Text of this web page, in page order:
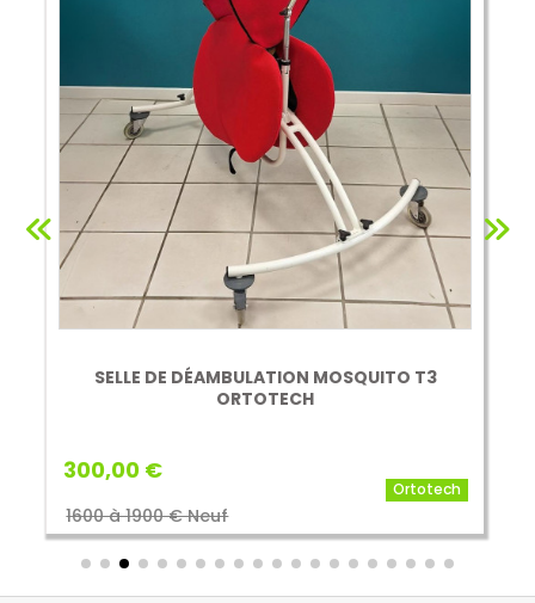
SELLE DE DÉAMBULATION MOSQUITO T3
ORTOTECH
300,00 €
1600 à 1900 € Neuf
Ortotech